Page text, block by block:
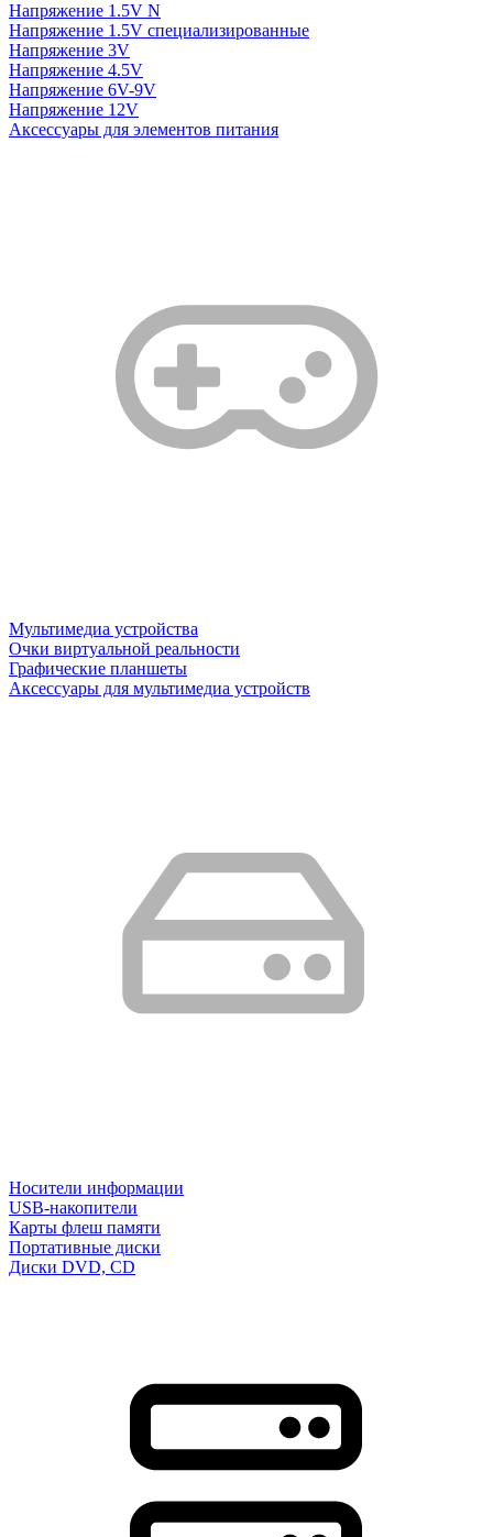
Напряжение 1.5V N
Напряжение 1.5V специализированные
Напряжение 3V
Напряжение 4.5V
Напряжение 6V-9V
Напряжение 12V
Аксессуары для элементов питания
Мультимедиа устройства
Очки виртуальной реальности
Графические планшеты
Аксессуары для мультимедиа устройств
Носители информации
USB-накопители
Карты флеш памяти
Портативные диски
Диски DVD, CD